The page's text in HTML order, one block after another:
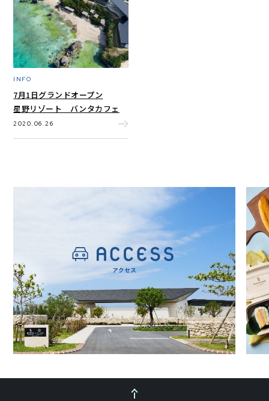
INFO
7月1日グランドオープン
星野リゾート バンタカフェ
2020.06.26